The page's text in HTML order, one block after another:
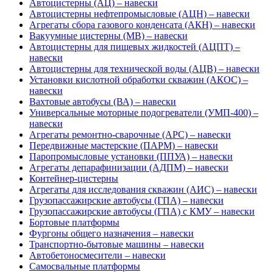
Автоцистерны (АЦ) – навески
Автоцистерны нефтепромысловые (АЦН) – навески
Агрегаты сбора газового конденсата (АКН) – навески
Вакуумные цистерны (МВ) – навески
Автоцистерны для пищевых жидкостей (АЦПТ) –
навески
Автоцистерны для технической воды (АЦВ) – навески
Установки кислотной обработки скважин (АКОС) –
навески
Вахтовые автобусы (ВА) – навески
Универсальные моторные подогреватели (УМП-400) –
навески
Агрегаты ремонтно-сварочные (АРС) – навески
Передвижные мастерские (ПАРМ) – навески
Паропромысловые установки (ППУА) – навески
Агрегаты депарафинизации (АДПМ) – навески
Контейнер-цистерны
Агрегаты для исследования скважин (АИС) – навески
Грузопассажирские автобусы (ГПА) – навески
Грузопассажирские автобусы (ГПА) с КМУ – навески
Бортовые платформы
Фургоны общего назначения – навески
Транспортно-бытовые машины – навески
Автобетоносмесители – навески
Самосвальные платформы